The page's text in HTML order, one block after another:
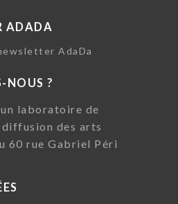
ADADA
AdaDa
NOUS ?
laboratoire de
des arts
60 rue Gabriel Péri